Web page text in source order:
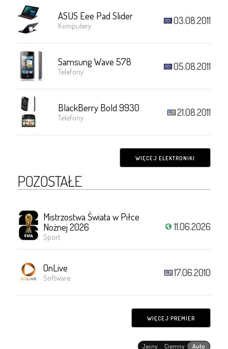
ASUS Eee Pad Slider
Komputery 03.08.2011
Samsung Wave 578
Telefony 05.08.2011
BlackBerry Bold 9930
Telefony 21.08.2011
WIĘCEJ ELEKTRONIKI
POZOSTAŁE
Mistrzostwa Świata w Piłce
Nożnej 2026
Sport
11.06.2026
OnLive
Software 17.06.2010
WIĘCEJ PREMIER
Jasny Ciemny Auto